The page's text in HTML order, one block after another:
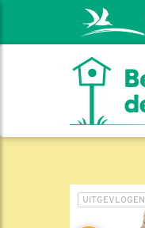
UITGEVLOGEN